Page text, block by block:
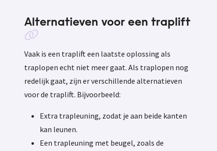
Alternatieven voor een traplift
Vaak is een traplift een laatste oplossing als
traplopen echt niet meer gaat. Als traplopen nog
redelijk gaat, zijn er verschillende alternatieven
voor de traplift. Bijvoorbeeld:
Extra trapleuning, zodat je aan beide kanten
kan leunen.
Een trapleuning met beugel, zoals de